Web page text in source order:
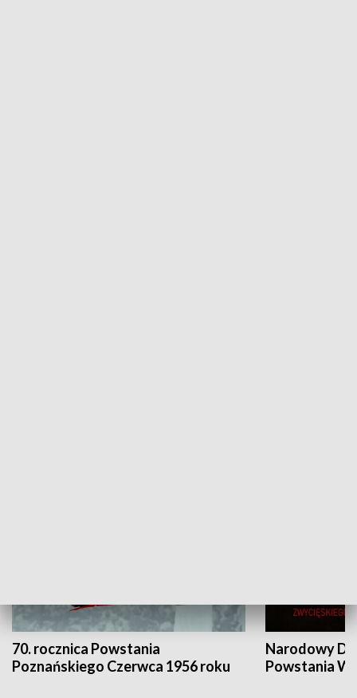
70. rocznica Powstania
Poznańskiego Czerwca 1956 roku
Narodowy
Powstania